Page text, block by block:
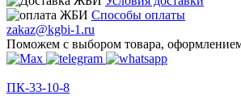
Способы оплаты
zakaz@kgbi-1.ru
Поможем с выбором товара, оформлением
ПК-33-10-8